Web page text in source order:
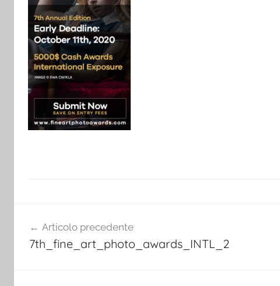
articoli
Articolo precedente
7th_fine_art_photo_awards_INTL_2